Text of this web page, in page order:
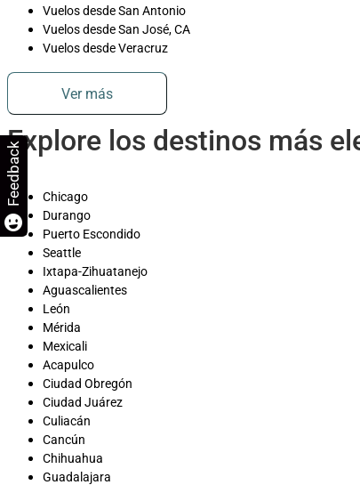
Vuelos desde San Antonio
Vuelos desde San José, CA
Vuelos desde Veracruz
Ver más
Explore los destinos más
Chicago
Durango
Puerto Escondido
Seattle
Ixtapa-Zihuatanejo
Aguascalientes
León
Mérida
Mexicali
Acapulco
Ciudad Obregón
Ciudad Juárez
Culiacán
Cancún
Chihuahua
Guadalajara
Feedback